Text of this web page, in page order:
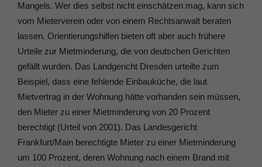
Mangels. Wer dies selbst nicht einschätzen mag, kann sich
vom Mieterverein oder von einem Rechtsanwalt beraten
lassen. Orientierungshilfen bieten oft aber auch frühere
Urteile zur Mietminderung, die von deutschen Gerichten
gefällt wurden. Das Landgericht Dresden urteilte zum
Beispiel, dass eine fehlende Einbauküche, die laut
Mietvertrag in der Wohnung hätte vorhanden sein müssen,
den Mieter zu einer Mietminderung von 20 Prozent
berechtigt (Urteil von 2001). Das Landesgericht
Frankfurt/Main berechtigte Mieter zu einer Mietminderung
um 100 Prozent, deren Wohnung nach einem Brand mit